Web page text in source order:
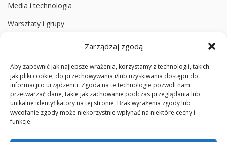
Zarządzaj zgodą
Aby zapewnić jak najlepsze wrażenia, korzystamy z technologii, takich
jak pliki cookie, do przechowywania i/lub uzyskiwania dostępu do
informacji o urządzeniu. Zgoda na te technologie pozwoli nam
przetwarzać dane, takie jak zachowanie podczas przeglądania lub
unikalne identyfikatory na tej stronie. Brak wyrażenia zgody lub
wycofanie zgody może niekorzystnie wpłynąć na niektóre cechy i
funkcje.
Media i technologia
Warsztaty i grupy
O poradni
Zespół
Media społecznościowe